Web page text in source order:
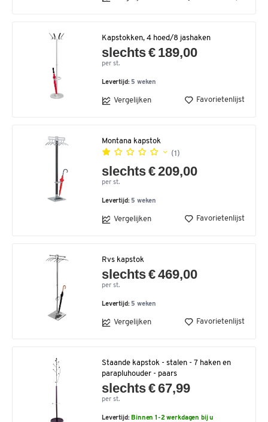
Kapstokken, 4 hoed/8 jashaken
slechts € 189,00
per st.
Levertijd: 5 weken
Vergelijken Favorietenlijst
Montana kapstok
(1)
slechts € 209,00
per st.
Levertijd: 5 weken
Vergelijken Favorietenlijst
Rvs kapstok
slechts € 469,00
per st.
Levertijd: 5 weken
Vergelijken Favorietenlijst
Staande kapstok - stalen - 7 haken en
parapluhouder - paars
slechts € 67,99
per st.
Levertijd: Binnen 1-2 werkdagen bij u